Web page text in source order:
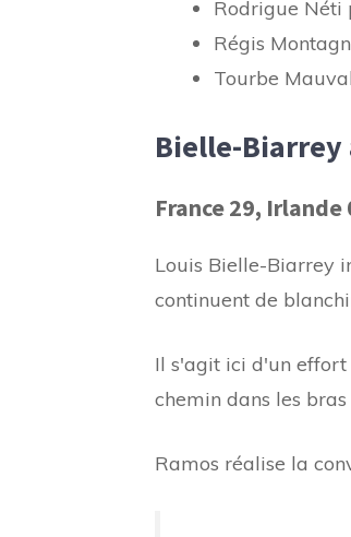
Rodrigue Néti
Régis
Tourbe
Bielle-Biarrey
France 29, Irlande
Louis Bielle-Biarrey
continuent de
Il s'agit ici d'un effort
chemin dans les
Ramos réalise la